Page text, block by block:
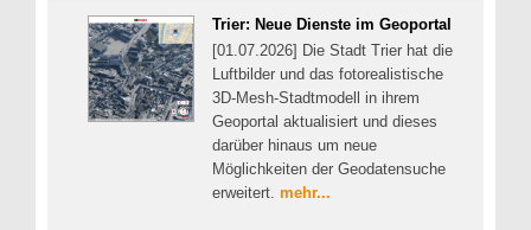
Trier: Neue Dienste im Geoportal
[01.07.2026] Die Stadt Trier hat die
Luftbilder und das fotorealistische
3D-Mesh-Stadtmodell in ihrem
Geoportal aktualisiert und dieses
darüber hinaus um neue
Möglichkeiten der Geodatensuche
erweitert. mehr...